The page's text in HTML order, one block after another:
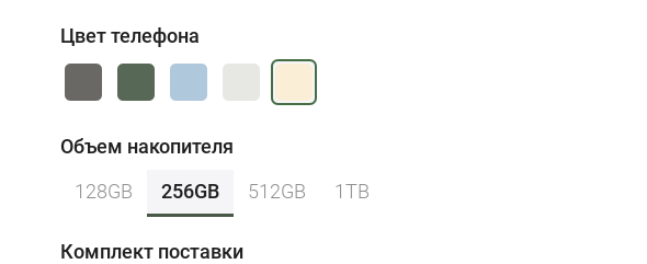
Цвет телефона
Объем накопителя
128GB
256GB 512GB 1TB
Комплект поставки